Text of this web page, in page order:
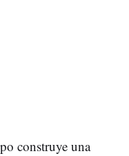
construye una